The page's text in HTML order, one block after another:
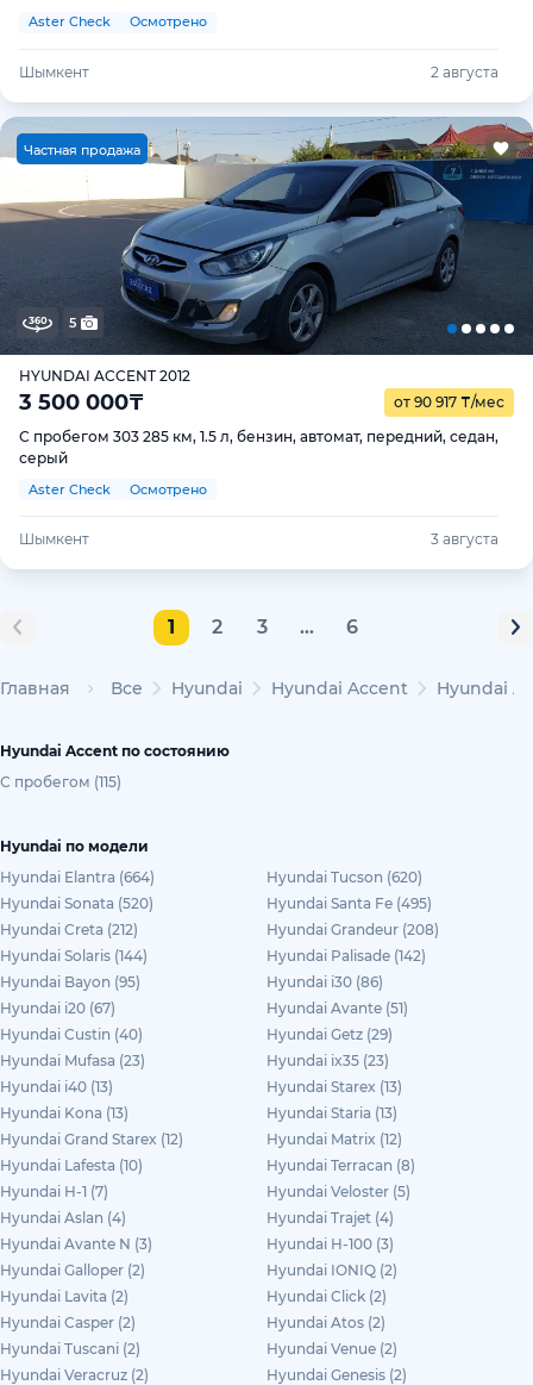
Aster Check Осмотрено
Шымкент 2 августа
Частная продажа
5
HYUNDAI ACCENT 2012
3 500 000₸ от 90 917 ₸/мес
С пробегом 303 285 км, 1.5 л, бензин, автомат, передний, седан,
серый
Aster Check Осмотрено
Шымкент 3 августа
1 2 3 ... 6
Главная Все Hyundai Hyundai Accent Hyundai
Hyundai Accent по состоянию
С пробегом (115)
Hyundai по модели
Hyundai Elantra (664)
Hyundai Tucson (620)
Hyundai Sonata (520)
Hyundai Santa Fe (495)
Hyundai Creta (212)
Hyundai Grandeur (208)
Hyundai Solaris (144)
Hyundai Palisade (142)
Hyundai Bayon (95)
Hyundai i30 (86)
Hyundai i20 (67)
Hyundai Avante (51)
Hyundai Custin (40)
Hyundai Getz (29)
Hyundai Mufasa (23)
Hyundai ix35 (23)
Hyundai i40 (13)
Hyundai Starex (13)
Hyundai Kona (13)
Hyundai Staria (13)
Hyundai Grand Starex (12)
Hyundai Matrix (12)
Hyundai Lafesta (10)
Hyundai Terracan (8)
Hyundai H-1 (7)
Hyundai Veloster (5)
Hyundai Aslan (4)
Hyundai Trajet (4)
Hyundai Avante N (3)
Hyundai H-100 (3)
Hyundai Galloper (2)
Hyundai IONIQ (2)
Hyundai Lavita (2)
Hyundai Click (2)
Hyundai Casper (2)
Hyundai Atos (2)
Hyundai Tuscani (2)
Hyundai Venue (2)
Hyundai Veracruz (2)
Hyundai Genesis (2)